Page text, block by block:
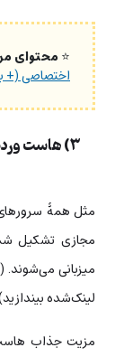
⭐محتوای
اختصاصی (+
۳) هاست وردپرس ابری
مثل همۀ
مجازی تشکیل
میزبانی می‌شوند.
لینک‌شده بیندازید)
مزیت جذاب